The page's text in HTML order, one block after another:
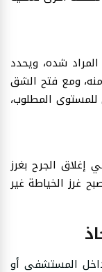
شده، ويحدد
ومع فتح الشق
المطلوب،
إغلاق الجرح بغرز
غرز الخياطة غير
المستشفى أو